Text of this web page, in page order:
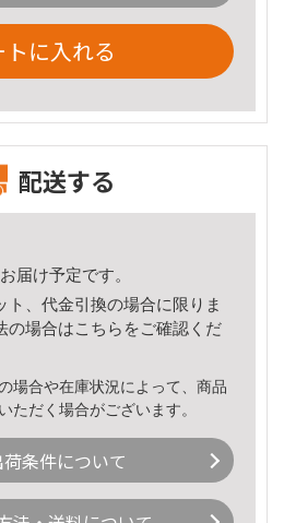
トに入れる
配送する
届け予定です。
ト、代金引換の場合に限りま
の場合はこちら をご確認くだ
場合や在庫状況によって、商品
ただく場合がございます。
条件について